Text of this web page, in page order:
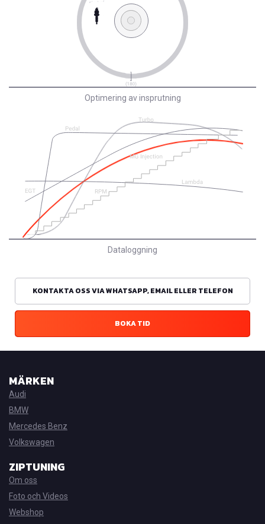
Optimering av insprutning
Dataloggning
KONTAKTA OSS VIA WHATSAPP, EMAIL ELLER TELEFON
BOKA TID
MÄRKEN
Audi
BMW
Mercedes Benz
Volkswagen
ZIPTUNING
Om oss
Foto och Videos
Webshop